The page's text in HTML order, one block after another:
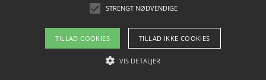
Om / kontakt
Blog Betingelser
STRENGT NØDVENDIGE
TILLAD COOKIES TILLAD IKKE COOKIES
VIS DETALJER